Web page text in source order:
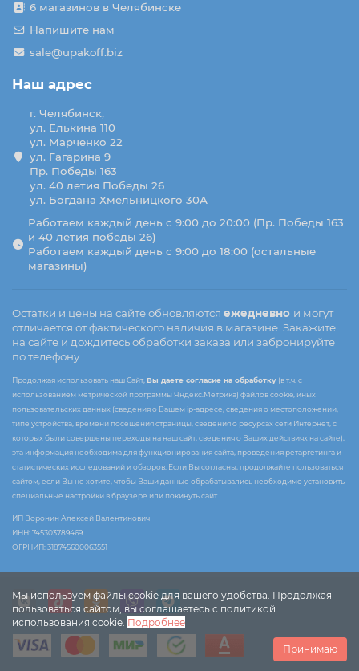
Мы используем файлы cookie для вашего удобства. Продолжая
пользоваться сайтом, вы соглашаетесь с политикой
использования cookie. Подробнее
Принимаю
6 магазинов в Челябинске
Напишите нам
sale@upakoff.biz
Наш адрес
г. Челябинск,
ул. Елькина 110
ул. Марченко 22
ул. Гагарина 9
Пр. Победы 163
ул. 40 летия Победы 26
ул. Богдана Хмельницкого 30А
Работаем каждый день с 9:00 до 20:00 (Пр. Победы 163
и 40 летия победы 26)
Работаем каждый день с 9:00 до 18:00 (остальные
магазины)
Остатки и цены на сайте обновляются ежедневно и могут
отличается от фактического наличия в магазине. Закажите
на сайте и дождитесь обработки заказа или забронируйте
по телефону
Продолжая использовать наш Сайт, Вы даете согласие на обработку (в т.ч. с
использованием метрической программы Яндекс.Метрика) файлов cookie, иных
пользовательских данных (сведения о Вашем ip-адресе, сведения о местоположении,
типе устройства, времени посещения страницы, сведения о ресурсах сети Интернет, с
которых были совершены переходы на наш сайт, сведения о Ваших действиях на сайте),
эта информация необходима для функционирования сайта, проведения ретаргетинга и
статистических исследований и обзоров. Если Вы согласны, продолжайте пользоваться
сайтом, если Вы не хотите, чтобы Ваши данные обрабатывались необходимо установить
специальные настройки в браузере или покинуть сайт.
ИП Воронин Алексей Валентинович
ИНН: 745303789469
ОГРНИП: 318745600063551